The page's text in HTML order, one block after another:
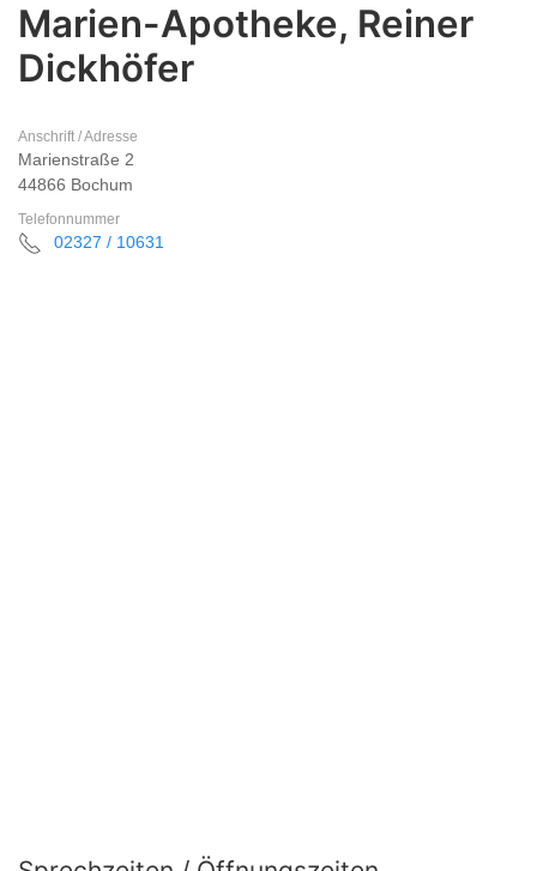
Marien-Apotheke, Reiner
Dickhöfer
Anschrift / Adresse
Marienstraße 2
44866 Bochum
Telefonnummer
02327 / 10631